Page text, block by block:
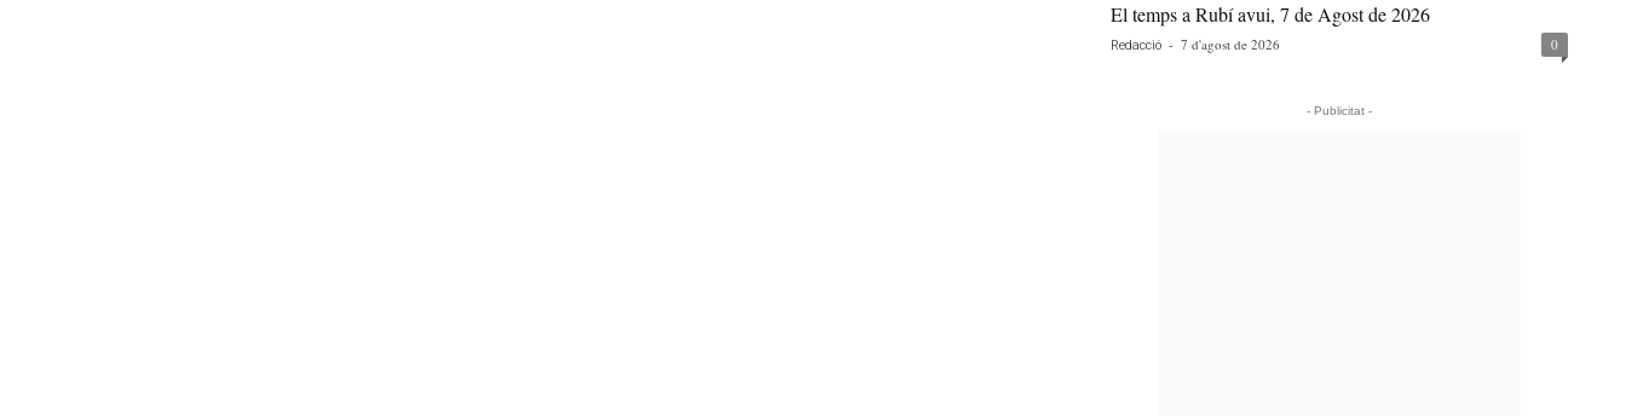
El temps a Rubí avui, 7 de Agost de 2026
Redacció - 7 d'agost de 2026 0
- Publicitat -